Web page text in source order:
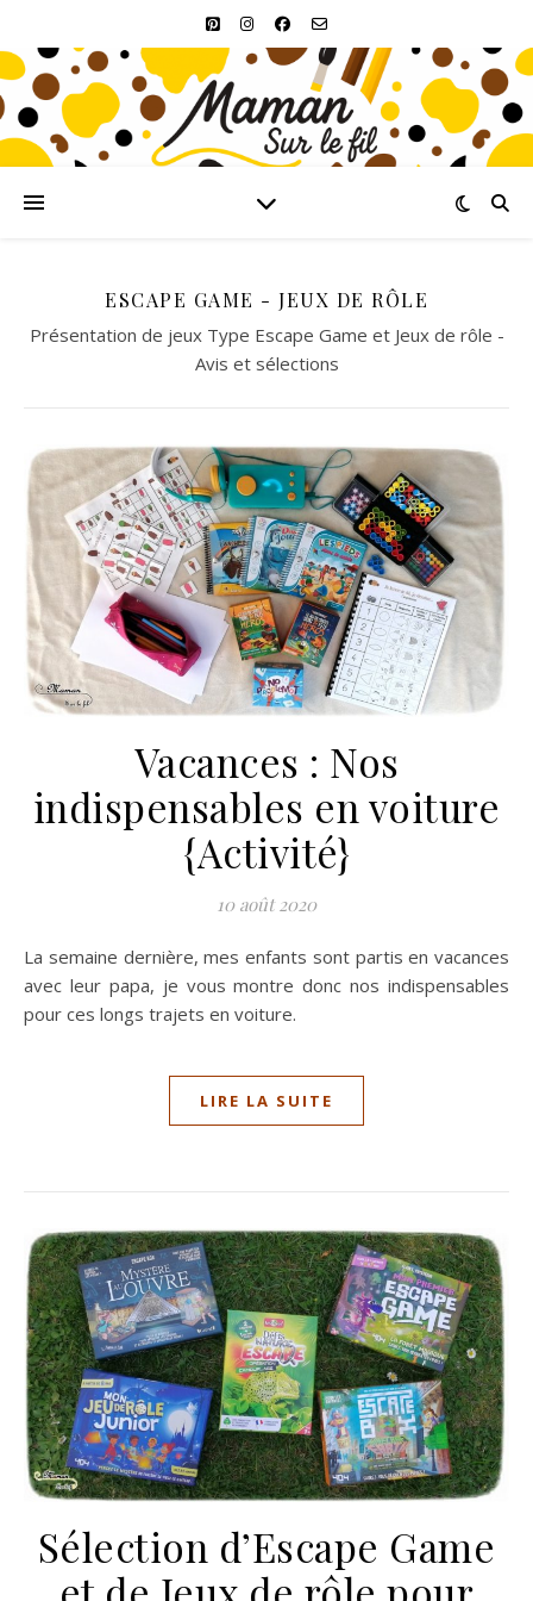
ESCAPE GAME - JEUX DE RÔLE
Présentation de jeux Type Escape Game et Jeux de rôle -
Avis et sélections
Vacances : Nos
indispensables en voiture
{Activité}
10 août 2020
La semaine dernière, mes enfants sont partis en vacances
avec leur papa, je vous montre donc nos indispensables
pour ces longs trajets en voiture.
LIRE LA SUITE
Sélection d’Escape Game